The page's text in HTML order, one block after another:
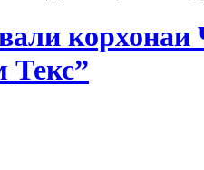
Текс”